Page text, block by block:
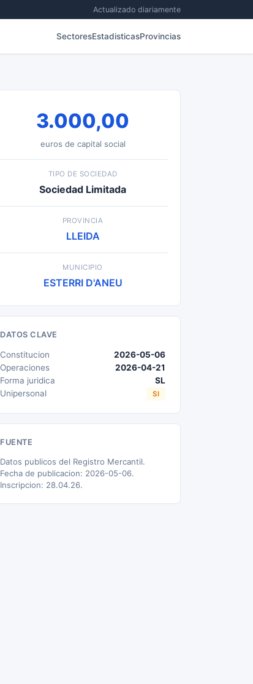
Actualizado diariamente
SectoresEstadisticasProvincias
3.000,00
euros de capital social
TIPO DE SOCIEDAD
Sociedad Limitada
PROVINCIA
LLEIDA
MUNICIPIO
ESTERRI D'ANEU
DATOS CLAVE
Constitucion
2026-05-06
Operaciones
2026-04-21
Forma juridica
SL
Unipersonal
SI
FUENTE
Datos publicos del Registro Mercantil.
Fecha de publicacion: 2026-05-06.
Inscripcion: 28.04.26.